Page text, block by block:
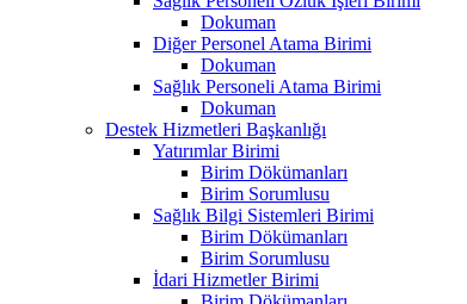
Dokuman
Diğer Personel Atama Birimi
Dokuman
Sağlık Personeli Atama Birimi
Dokuman
Destek Hizmetleri Başkanlığı
Yatırımlar Birimi
Birim Dökümanları
Birim Sorumlusu
Sağlık Bilgi Sistemleri Birimi
Birim Dökümanları
Birim Sorumlusu
İdari Hizmetler Birimi